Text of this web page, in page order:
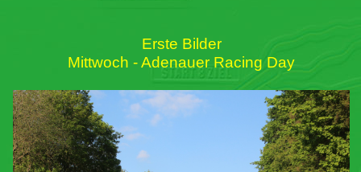
Erste Bilder
Mittwoch - Adenauer Racing Day